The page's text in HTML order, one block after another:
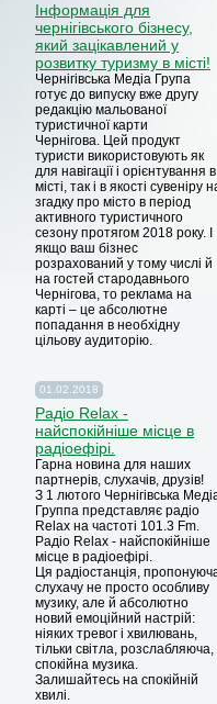
Iнформація для
чернігівського бізнесу,
який зацікавлений у
розвитку туризму в місті!
Чернігівська Медіа Група
готує до випуску вже другу
редакцію мальованої
туристичної карти
Чернігова. Цей продукт
туристи використовують як
для навігації і орієнтування в
місті, так і в якості сувеніру
згадку про місто в період
активного туристичного
сезону протягом 2018 року. I
якщо ваш бізнес
розрахований у тому числі й
на гостей стародавнього
Чернігова, то реклама на
карті – це абсолютне
попадання в необхідну
цільову аудиторію.
01.02.2018
Радіо Relax -
найспокійніше місце в
радіоефірі.
Гарна новина для наших
партнерів, слухачів, друзів!
З 1 лютого Чернігівська
Группа представляє радіо
Relax на частоті 101.3 Fm.
Радіо Relax - найспокійніше
місце в радіоефірі.
Ця радіостанція,
слухачу не просто особливу
музику, але й абсолютно
новий емоційний настрій:
ніяких тревог і хвилювань,
тільки світла, розслабляюча,
спокійна музика.
Залишайтесь на спокійній
хвилі.